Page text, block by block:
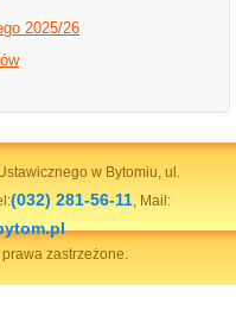
2025/26
w Bytomiu, ul.
(032) 281-56-11, Mail:
zastrzeżone.